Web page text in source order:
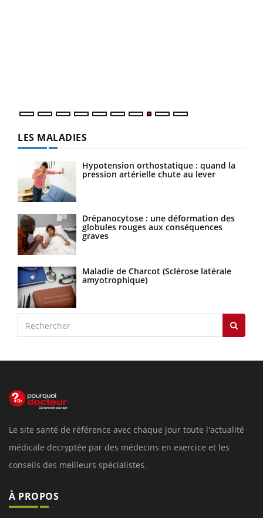
LES MALADIES
Hypotension orthostatique : quand la
pression artérielle chute au lever
Drépanocytose : une déformation des
globules rouges aux conséquences
graves
Maladie de Charcot (Sclérose latérale
amyotrophique)
Le site santé de référence avec chaque jour toute l'actualité
médicale decryptée par des médecins en exercice et les
conseils des meilleurs spécialistes.
À PROPOS